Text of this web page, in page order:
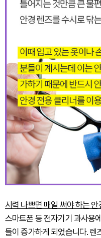
시력 나쁘면 매일 써야 하는
스마트폰 등 전자기기 과사용
들이 증가하게 되었습니다. 렌